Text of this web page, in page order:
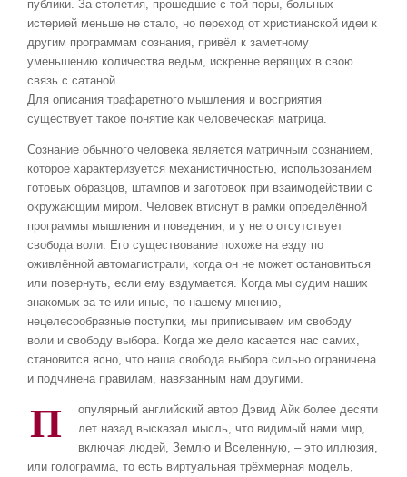
публики. За столетия, прошедшие с той поры, больных
истерией меньше не стало, но переход от христианской идеи к
другим программам сознания, привёл к заметному
уменьшению количества ведьм, искренне верящих в свою
связь с сатаной.
Д ля описания трафаретного мышления и восприятия
существует такое понятие как человеческая матрица.
Сознание обычного человека является матричным сознанием,
которое характеризуется механистичностью, использованием
готовых образцов, штампов и заготовок при взаимодействии с
окружающим миром. Человек втиснут в рамки определённой
программы мышления и поведения, и у него отсутствует
свобода воли. Его существование похоже на езду по
оживлённой автомагистрали, когда он не может остановиться
или повернуть, если ему вздумается. Когда мы судим наших
знакомых за те или иные, по нашему мнению,
нецелесообразные поступки, мы приписываем им свободу
воли и свободу выбора. Когда же дело касается нас самих,
становится ясно, что наша свобода выбора сильно ограничена
и подчинена правилам, навязанным нам другими.
П
опулярный английский автор Дэвид Айк более десяти
лет назад высказал мысль, что видимый нами мир,
включая людей, Землю и Вселенную, – это иллюзия,
или голограмма, то есть виртуальная трёхмерная модель,